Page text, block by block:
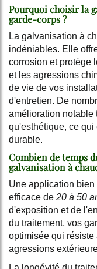
Pourquoi choisir la
garde-corps ?
La galvanisation à
indéniables. Elle
corrosion et protège
et les agressions
de vie de vos
d'entretien. De
amélioration notable
qu'esthétique, ce
durable.
Combien de temps
galvanisation à
Une application
efficace de 20 à 50
d'exposition et de
du traitement, vos
optimisée qui
agressions